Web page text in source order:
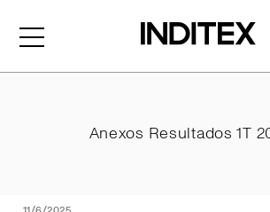
Anexos Resultados 1T